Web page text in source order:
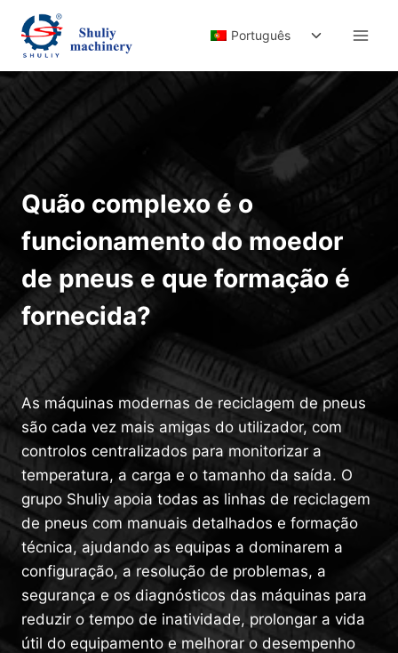
content
Português
Toggle
menu
Quão complexo é o
funcionamento do moedor
de pneus e que formação é
fornecida?
As máquinas modernas de reciclagem de pneus
são cada vez mais amigas do utilizador, com
controlos centralizados para monitorizar a
temperatura, a carga e o tamanho da saída. O
grupo Shuliy apoia todas as linhas de reciclagem
de pneus com manuais detalhados e formação
técnica, ajudando as equipas a dominarem a
configuração, a resolução de problemas, a
segurança e os diagnósticos das máquinas para
reduzir o tempo de inatividade, prolongar a vida
útil do equipamento e melhorar o desempenho